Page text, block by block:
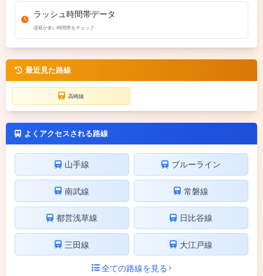
ラッシュ時間帯データ
遅延が多い時間帯をチェック
最近見た路線
高崎線
よくアクセスされる路線
山手線 ブルーライン
南武線 常磐線
都営浅草線 日比谷線
三田線
大江戸線
全ての路線を見る